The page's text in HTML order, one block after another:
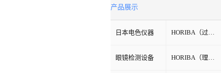
产品展示
日本电色仪器 HORIBA（过程&环境）
眼镜检测设备 HORIBA（理科学）